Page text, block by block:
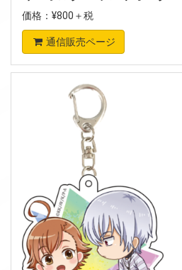
価格：¥800＋税
通信販売ページ